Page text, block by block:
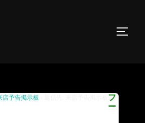
告掲示板
店予告掲示板
フ
ー